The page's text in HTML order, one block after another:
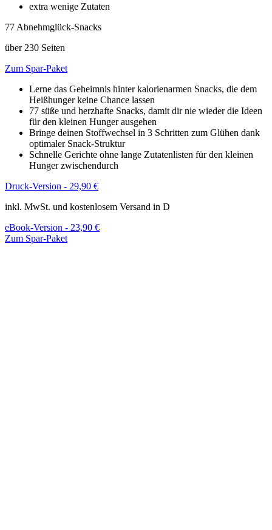
extra wenige Zutaten
77 Abnehmglück-Snacks
über 230 Seiten
Zum Spar-Paket
Lerne das Geheimnis hinter kalorienarmen Snacks, die dem
Heißhunger keine Chance lassen
77 süße und herzhafte Snacks, damit dir nie wieder die Ideen
für den kleinen Hunger ausgehen
Bringe deinen Stoffwechsel in 3 Schritten zum Glühen dank
optimaler Snack-Struktur
Schnelle Gerichte ohne lange Zutatenlisten für den kleinen
Hunger zwischendurch
Druck-Version - 29,90 €
inkl. MwSt. und kostenlosem Versand in D
eBook-Version - 23,90 €
Zum Spar-Paket